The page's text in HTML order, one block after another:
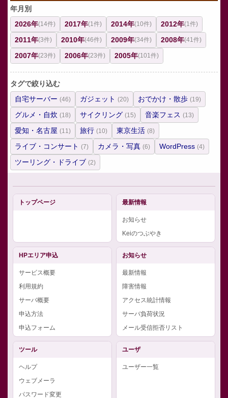
年月別
2026年(14件) 2017年(1件) 2014年(10件) 2012年(1件)
2011年(3件) 2010年(46件) 2009年(34件) 2008年(41件)
2007年(23件) 2006年(23件) 2005年(101件)
タグで絞り込む
自宅サーバー (46) ガジェット (20) おでかけ・散歩 (19)
グルメ・自炊 (18) サイクリング (15) 音楽フェス (13)
愛知・名古屋 (11) 旅行 (10) 東京生活 (8)
ライブ・コンサート (7) カメラ・写真 (6) WordPress (4)
ツーリング・ドライブ (2)
トップページ 最新情報
お知らせ
Keiのつぶやき
HPエリア申込
サービス概要
利用規約
サーバ概要
申込方法
申込フォーム
お知らせ
最新情報
障害情報
アクセス統計情報
サーバ負荷状況
メール受信拒否リスト
ツール
ヘルプ
ウェブメーラ
パスワード変更
ユーザ
ユーザー一覧